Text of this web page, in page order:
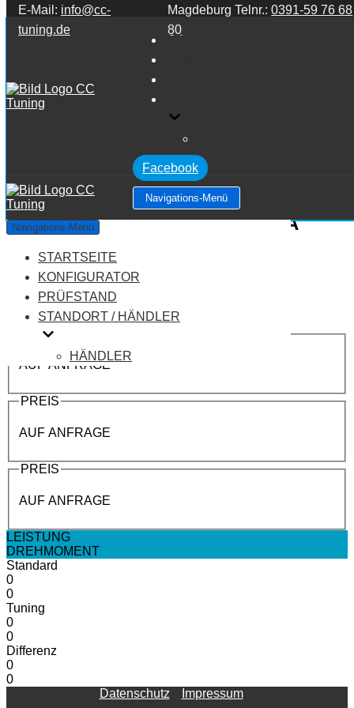
Zum Inhalt springen
E-Mail: info@cc-
tuning.de
Magdeburg Telnr.:0391-59 76 68
80
STARTSEITE
Facebook
Navigations-Menü
Navigations-Menü
STARTSEITE
KONFIGURATOR
PRÜFSTAND
STANDORT / HÄNDLER
HÄNDLER
Mercedes Benz A Klasse W176 A
Klasse A45 AMG 2.0
Leistung:381 PS
Drehmoment:475 NM
Motortyp:Benziner
PREIS
AUF ANFRAGE
PREIS
AUF ANFRAGE
PREIS
AUF ANFRAGE
LEISTUNG
DREHMOMENT
Standard
0
0
Tuning
0
0
Differenz
0
0
Datenschutz
Impressum